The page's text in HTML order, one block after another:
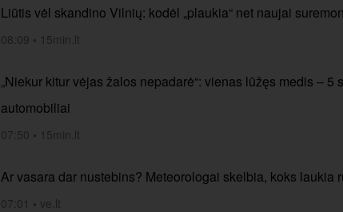
Liūtis vėl skandino Vilnių: kodėl „plaukia“ net naujai
08:09 • 15min.lt
„Niekur kitur vėjas žalos nepadarė“: vienas lūžęs medis – 5
automobiliai
07:50 • 15min.lt
Ar vasara dar nustebins? Meteorologai skelbia, koks laukia
07:01 • ve.lt